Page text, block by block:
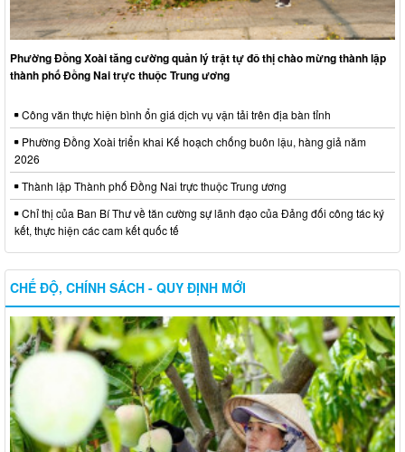
Phường Đồng Xoài tăng cường quản lý trật tự đô thị chào mừng thành lập
thành phố Đồng Nai trực thuộc Trung ương
Công văn thực hiện bình ổn giá dịch vụ vận tải trên địa bàn tỉnh
Phường Đồng Xoài triển khai Kế hoạch chống buôn lậu, hàng giả năm
2026
Thành lập Thành phố Đồng Nai trực thuộc Trung ương
Chỉ thị của Ban Bí Thư về tăn cường sự lãnh đạo của Đảng đối công tác ký
kết, thực hiện các cam kết quốc tế
CHẾ ĐỘ, CHÍNH SÁCH - QUY ĐỊNH MỚI